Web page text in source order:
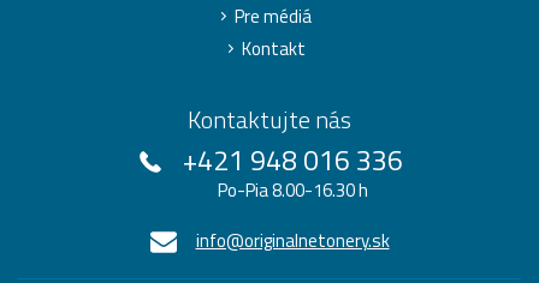
Pre médiá
Kontakt
Kontaktujte nás
+421 948 016 336
Po-Pia 8.00-16.30 h
info@originalnetonery.sk